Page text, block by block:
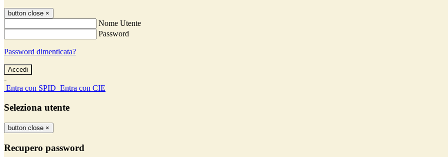
button close ×
Nome Utente
Password
Password dimenticata?
-
Entra con SPID Entra con CIE
Seleziona utente
button close ×
Recupero password